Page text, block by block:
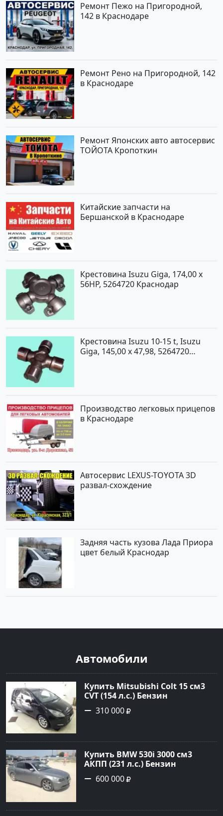
Ремонт Пежо на Пригородной,
142 в Краснодаре
Ремонт Рено на Пригородной, 142
в Краснодаре
Ремонт Японских авто автосервис
ТОЙОТА Кропоткин
Китайские запчасти на
Бершанской в Краснодаре
Крестовина Isuzu Giga, 174,00 x
56HP, 5264720 Краснодар
Крестовина Isuzu 10-15 t, Isuzu
Giga, 145,00 x 47,98, 5264720
Производство легковых прицепов
в Краснодаре
Автосервис LEXUS-TOYOTA 3D
развал-схождение
Задняя часть кузова Лада Приора
цвет белый Краснодар
Автомобили
Купить Mitsubishi Colt 15 см3
CVT (154 л.с.) Бензин
турбонаддув в Краснодар:
цвет Чёрный металик Хетчбэк
сайте Авторынок23
310 000
Купить BMW 530i 3000 см3
АКПП (231 л.с.) Бензин
инжектор в Новороссийск:
цвет серый Седан 2004 года по
Авторынок23
600 000